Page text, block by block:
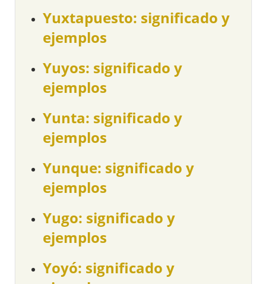
Yuxtapuesto: significado y
ejemplos
Yuyos: significado y
ejemplos
Yunta: significado y
ejemplos
Yunque: significado y
ejemplos
Yugo: significado y
ejemplos
Yoyó: significado y